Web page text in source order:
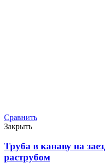
Сравнить
Закрыть
Труба в канаву на
раструбом